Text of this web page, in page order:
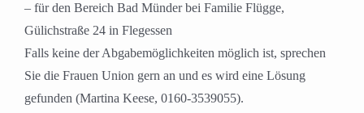
– für den Bereich Bad Münder bei Familie Flügge,
Gülichstraße 24 in Flegessen
Falls keine der Abgabemöglichkeiten möglich ist, sprechen
Sie die Frauen Union gern an und es wird eine Lösung
gefunden (Martina Keese, 0160-3539055).